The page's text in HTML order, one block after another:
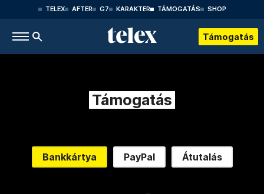
TELEX AFTER G7 KARAKTER TÁMOGATÁS SHOP
Támogatás
Támogatás
Bankkártya PayPal Átutalás